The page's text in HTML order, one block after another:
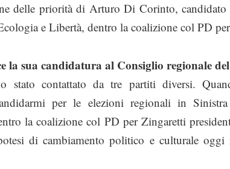
delle priorità di Arturo Di Corinto,
e Libertà, dentro la coalizione col PD
la sua candidatura al Consiglio regionale
stato contattato da tre partiti diversi.
per le elezioni regionali in
la coalizione col PD per Zingaretti
di cambiamento politico e culturale